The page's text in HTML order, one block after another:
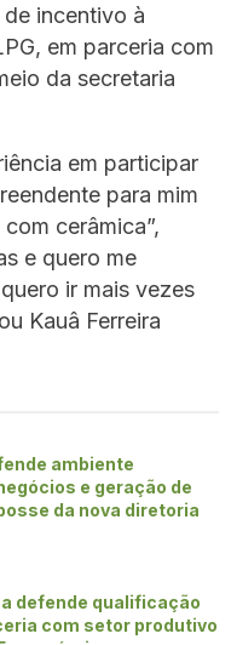
incentivo à
em parceria com
da secretaria
em participar
para mim
cerâmica”,
e quero me
ir mais vezes
Kauâ Ferreira
ambiente
e geração de
da nova diretoria
defende qualificação
com setor produtivo